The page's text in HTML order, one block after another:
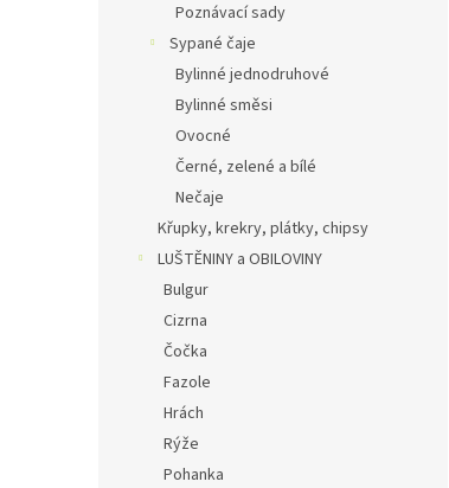
Poznávací sady
Sypané čaje
Bylinné jednodruhové
Bylinné směsi
Ovocné
Černé, zelené a bílé
Nečaje
Křupky, krekry, plátky, chipsy
LUŠTĚNINY a OBILOVINY
Bulgur
Cizrna
Čočka
Fazole
Hrách
Rýže
Pohanka